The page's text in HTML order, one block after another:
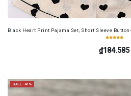
Black Heart Print Pajama Set, Short Sleeve
₫184.585
SALE -41%